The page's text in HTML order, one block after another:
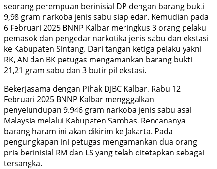
seorang perempuan berinisial DP dengan barang bukti
9,98 gram narkoba jenis sabu siap edar. Kemudian pada
6 Februari 2025 BNNP Kalbar meringkus 3 orang pelaku
pemasok dan pengedar narkotika jenis sabu dan ekstasi
ke Kabupaten Sintang. Dari tangan ketiga pelaku yakni
RK, AN dan BK petugas mengamankan barang bukti
21,21 gram sabu dan 3 butir pil ekstasi.
Bekerjasama dengan Pihak DJBC Kalbar, Rabu 12
Februari 2025 BNNP Kalbar mengggalkan
penyelundupan 9.946 gram narkoba jenis sabu asal
Malaysia melalui Kabupaten Sambas. Rencananya
barang haram ini akan dikirim ke Jakarta. Pada
pengungkapan ini petugas mengamankan dua orang
pria berinisial RM dan LS yang telah ditetapkan sebagai
tersangka.